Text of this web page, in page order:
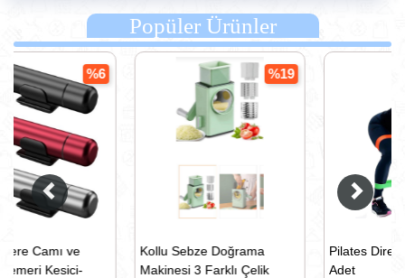
Popüler Ürünler
Kollu Sebze Doğrama
Makinesi 3 Farklı Çelik
%19
Pilates Direnç Lastiği Seti 5
Adet